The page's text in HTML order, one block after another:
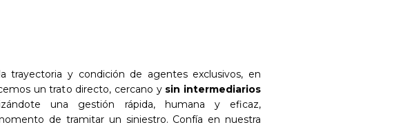
trayectoria y condición de agentes exclusivos, en
un trato directo, cercano y sin intermediarios
una gestión rápida, humana y eficaz,
de tramitar un siniestro. Confía en nuestra